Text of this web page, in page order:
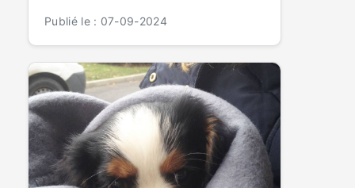
Publié le : 07-09-2024